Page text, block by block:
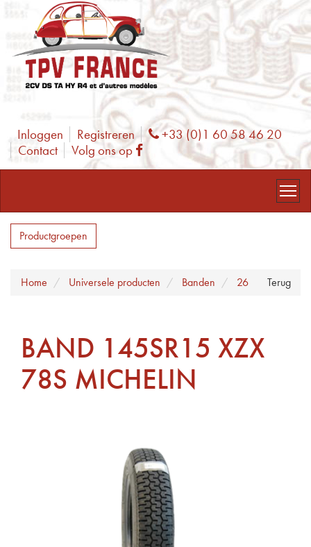
Inloggen Registreren Phone
+33 (0)1 60 58 46 20
Contact
Volg ons op Facebook
Productgroepen
Terug
Home Universele producten Banden 26
BAND 145SR15 XZX
78S MICHELIN